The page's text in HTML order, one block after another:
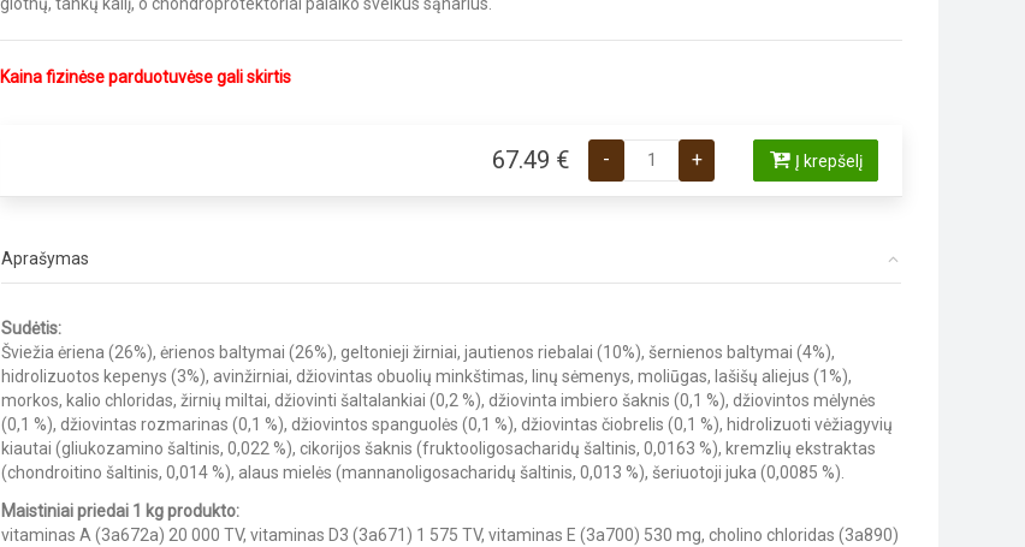
Kaina fizinėse parduotuvėse gali skirtis
67.49 € -
produkto kiekis: Carnilove Active Lamb&Wild Boar
+ Į krepšelį
Aprašymas
Sudėtis:
Šviežia ėriena (26%), ėrienos baltymai (26%), geltonieji žirniai, jautienos riebalai (10%), šernienos baltymai (4%),
hidrolizuotos kepenys (3%), avinžirniai, džiovintas obuolių minkštimas, linų sėmenys, moliūgas, lašišų aliejus (1%),
morkos, kalio chloridas, žirnių miltai, džiovinti šaltalankiai (0,2 %), džiovinta imbiero šaknis (0,1 %), džiovintos mėlynės
(0,1 %), džiovintas rozmarinas (0,1 %), džiovintos spanguolės (0,1 %), džiovintas čiobrelis (0,1 %), hidrolizuoti vėžiagyvių
kiautai (gliukozamino šaltinis, 0,022 %), cikorijos šaknis (fruktooligosacharidų šaltinis, 0,0163 %), kremzlių ekstraktas
(chondroitino šaltinis, 0,014 %), alaus mielės (mannanoligosacharidų šaltinis, 0,013 %), šeriuotoji juka (0,0085 %).
Maistiniai priedai 1 kg produkto:
vitaminas A (3a672a) 20 000 TV, vitaminas D3 (3a671) 1 575 TV, vitaminas E (3a700) 530 mg, cholino chloridas (3a890)